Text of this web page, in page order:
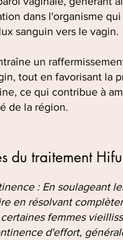
dans l'organisme
sanguin vers le vagin.
un
tout en favorisant la
ce qui contribue à
de la région.
du traitement
: En soulageant
en résolvant
femmes
d'effort,